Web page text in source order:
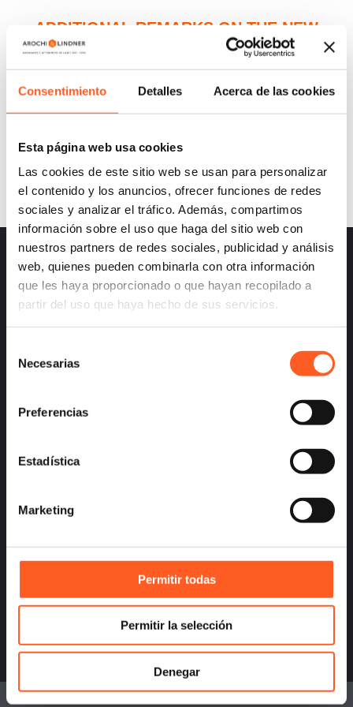
Consentimiento Detalles Acerca de las cookies
Esta página web usa cookies
Las cookies de este sitio web se usan para personalizar
el contenido y los anuncios, ofrecer funciones de redes
sociales y analizar el tráfico. Además, compartimos
información sobre el uso que haga del sitio web con
nuestros partners de redes sociales, publicidad y análisis
web, quienes pueden combinarla con otra información
que les haya proporcionado o que hayan recopilado a
partir del uso que haya hecho de sus servicios.
Necesarias
Preferencias
Estadística
Marketing
Permitir todas
Permitir la selección
Denegar
ADDITIONAL REMARKS ON THE NEW
FEDERAL ACT FOR THE PROTECTION OF
INDIGENOUS AND AFRO-MEXICAN
PEOPLES’ AND COMMUNITIES’ CULTURAL
– Careers
– Privacy
info@arochilindner.com